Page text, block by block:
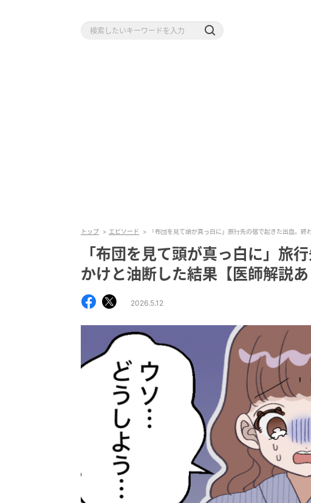
トップ エピソード 「布団を見て頭が真っ白に」旅行先の宿で起きた出血。終
「布団を見て頭が真っ白に」旅
かけと油断した結果【医師解説あ
2026.5.12